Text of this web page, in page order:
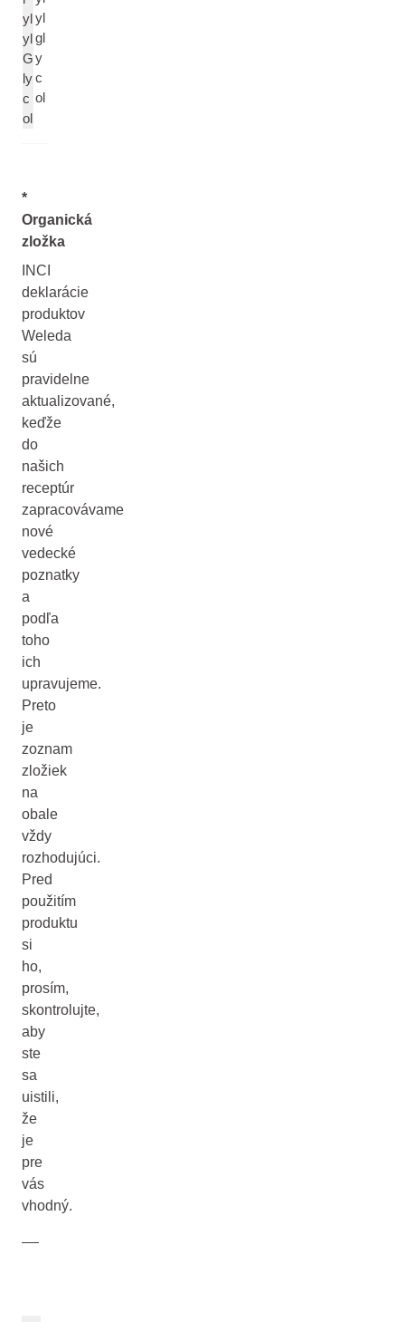
yl
yl
G
ly
c
ol
yl
gl
y
c
ol
*
Organická
zložka
INCI
deklarácie
produktov
Weleda
sú
pravidelne
aktualizované,
keďže
do
našich
receptúr
zapracovávame
nové
vedecké
poznatky
a
podľa
toho
ich
upravujeme.
Preto
je
zoznam
zložiek
na
obale
vždy
rozhodujúci.
Pred
použitím
produktu
si
ho,
prosím,
skontrolujte,
aby
ste
sa
uistili,
že
je
pre
vás
vhodný.